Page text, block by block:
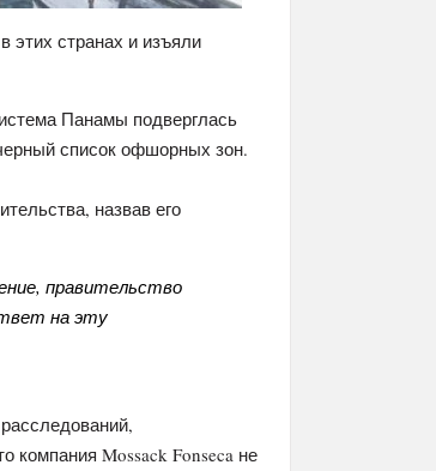
странах и изъяли
Панамы подверглась
список офшорных зон.
назвав его
правительство
на эту
компания Mossack Fonseca не